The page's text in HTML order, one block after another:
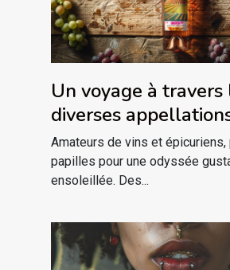
Un voyage à travers
diverses
vinicoles du
Amateurs de vins et
papilles pour une odyssée
ensoleillée. Des...